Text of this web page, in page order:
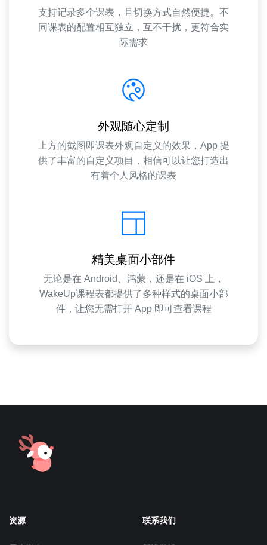
支持记录多个课表，且切换方式自然便捷。不
同课表的配置相互独立，互不干扰，更符合实
际需求
外观随心定制
上方的截图即课表外观自定义的效果，App 提
供了丰富的自定义项目，相信可以让您打造出
有着个人风格的课表
精美桌面小部件
无论是在 Android、鸿蒙，还是在 iOS 上，
WakeUp课程表都提供了多种样式的桌面小部
件，让您无需打开 App 即可查看课程
资源 联系我们